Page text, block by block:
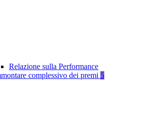
Relazione sulla Performance
complessivo dei premi 5